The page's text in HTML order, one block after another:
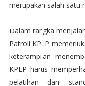
merupakan salah satu
Dalam rangka
Patroli KPLP
keterampilan
KPLP harus
pelatihan dan